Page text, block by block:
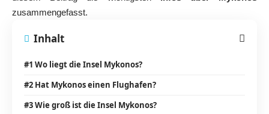
zusammengefasst.
Inhalt
#1 Wo liegt die Insel Mykonos?
#2 Hat Mykonos einen Flughafen?
#3 Wie groß ist die Insel Mykonos?